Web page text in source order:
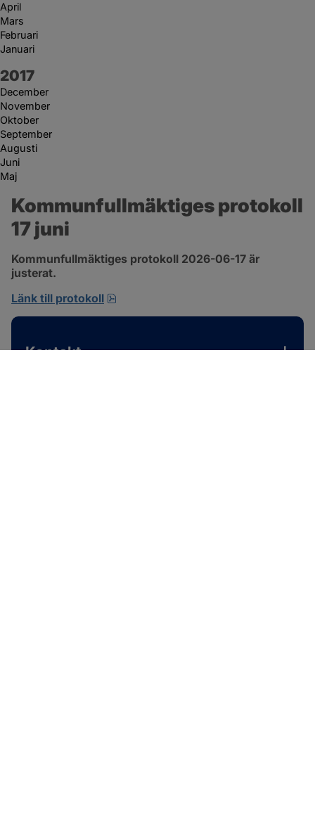
April
Mars
Februari
Januari
År:
2017
December
November
Oktober
September
Augusti
Juni
Maj
Kommunfullmäktiges protokoll
17 juni
Kommunfullmäktiges protokoll 2026-06-17 är
justerat.
Länk till protokoll
Kontakt